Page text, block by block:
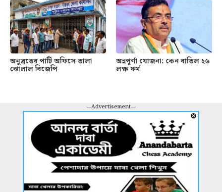
অনুব্রতের পার্টি অফিসে তালা
ঝোলাল বিজেপি
অন্নপূর্ণা যোজনা: কেন বাতিল ২৬
লক্ষ ফর্ম
---Advertisement---